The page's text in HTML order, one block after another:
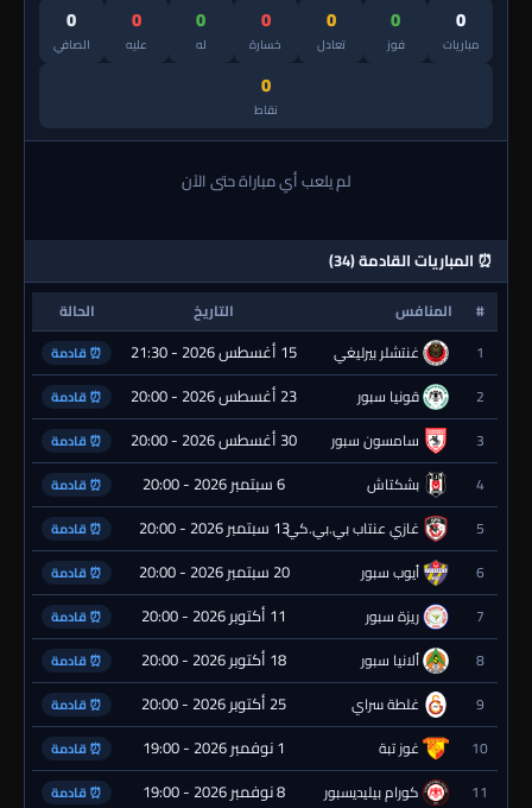
0
مباريات
0
فوز
0
تعادل
0
خسارة
0
له
0
عليه
0
الصافي
0
نقاط
لم يلعب أي مباراة حتى الآن
⏰ المباريات القادمة (34)
# المنافس التاريخ
الحالة
1
غنتشلر بيرليغي 15 أغسطس 2026 - 21:30 ⏰ قادمة
2 قونيا سبور 23 أغسطس 2026 - 20:00 ⏰ قادمة
3 سامسون سبور 30 أغسطس 2026 - 20:00 ⏰ قادمة
4 بشكتاش 6 سبتمبر 2026 - 20:00 ⏰ قادمة
5 غازي عنتاب بي.بي.كي.13 سبتمبر 2026 - 20:00 ⏰ قادمة
6 أيوب سبور 20 سبتمبر 2026 - 20:00 ⏰ قادمة
7 ريزة سبور 11 أكتوبر 2026 - 20:00 ⏰ قادمة
8 ألانيا سبور 18 أكتوبر 2026 - 20:00 ⏰ قادمة
9 غلطة سراي 25 أكتوبر 2026 - 20:00 ⏰ قادمة
10 غوز تبة 1 نوفمبر 2026 - 19:00 ⏰ قادمة
11 كورام بيليديسبور 8 نوفمبر 2026 - 19:00 ⏰ قادمة